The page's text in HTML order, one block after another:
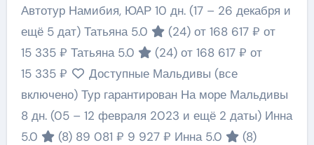
Автотур Намибия, ЮАР 10 дн. (17 – 26 декабря и
ещё 5 дат) Татьяна 5.0 (24) от 168 617 ₽ от
15 335 ₽ Татьяна 5.0 (24) от 168 617 ₽ от
15 335 ₽
Доступные Мальдивы (все
включено) Тур гарантирован На море Мальдивы
8 дн. (05 – 12 февраля 2023 и ещё 2 даты) Инна
5.0
(8) 89 081 ₽ 9 927 ₽ Инна 5.0
(8)